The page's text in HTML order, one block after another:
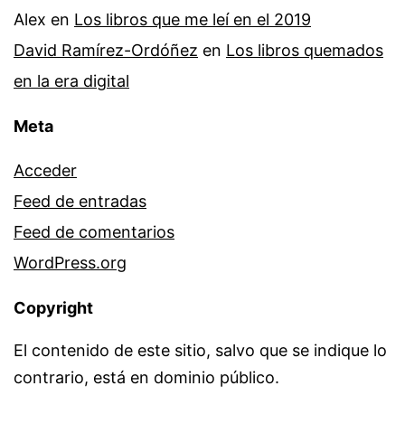
Alex en Los libros que me leí en el 2019
David Ramírez-Ordóñez en Los libros quemados
en la era digital
Meta
Acceder
Feed de entradas
Feed de comentarios
WordPress.org
Copyright
El contenido de este sitio, salvo que se indique lo
contrario, está en dominio público.